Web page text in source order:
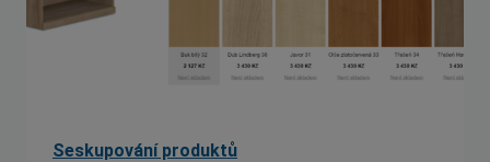
Seskupování produktů